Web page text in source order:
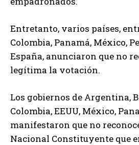
Entretanto, varios países,
Colombia, Panamá, México,
España, anunciaron que no
legítima la votación.
Los gobiernos de Argentina,
Colombia, EEUU, México,
manifestaron que no
Nacional Constituyente que